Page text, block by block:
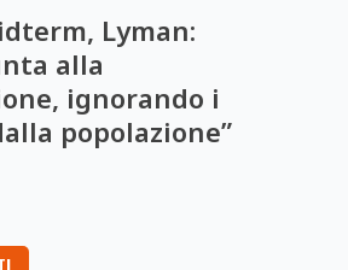
Lyman:
alla
ignorando i
popolazione”